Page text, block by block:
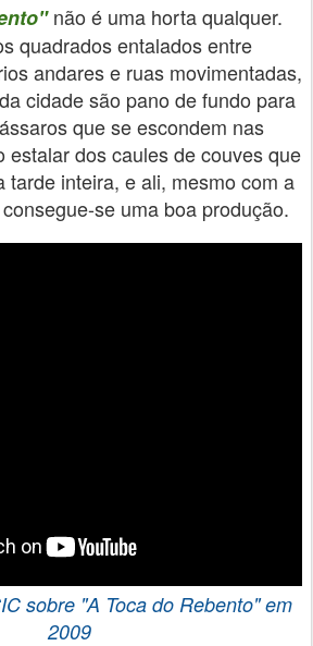
não é uma horta qualquer.
quadrados entalados entre
andares e ruas movimentadas,
cidade são pano de fundo para
que se escondem nas
estalar dos caules de couves que
tarde inteira, e ali, mesmo com a
se uma boa produção.
sobre "A Toca do Rebento"em
2009